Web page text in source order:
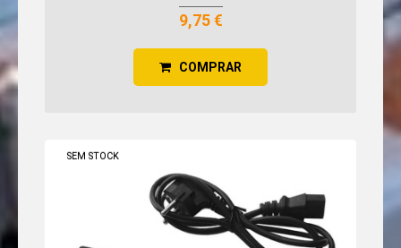
9,75 €
COMPRAR
SEM STOCK